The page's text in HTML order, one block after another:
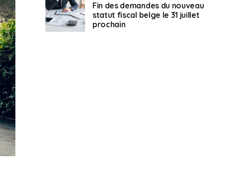
Fin des demandes du nouveau
statut fiscal belge le 31 juillet
prochain